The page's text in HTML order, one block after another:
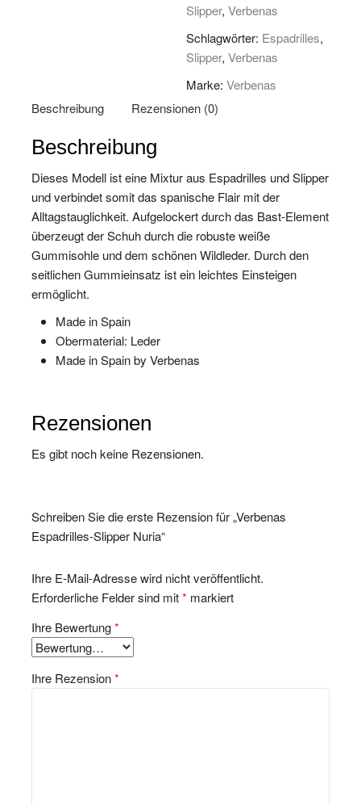
Slipper,Verbenas
Schlagwörter: Espadrilles,
Slipper,Verbenas
Marke:Verbenas
Beschreibung
Rezensionen (0)
Beschreibung
Dieses Modell ist eine Mixtur aus Espadrilles und Slipper
und verbindet somit das spanische Flair mit der
Alltagstauglichkeit. Aufgelockert durch das Bast-Element
überzeugt der Schuh durch die robuste weiße
Gummisohle und dem schönen Wildleder. Durch den
seitlichen Gummieinsatz ist ein leichtes Einsteigen
ermöglicht.
Made in Spain
Obermaterial: Leder
Made in Spain by Verbenas
Rezensionen
Es gibt noch keine Rezensionen.
Schreiben Sie die erste Rezension für „Verbenas
Espadrilles-Slipper Nuria“
Ihre E-Mail-Adresse wird nicht veröffentlicht.
Erforderliche Felder sind mit* markiert
Ihre Bewertung*
Ihre Rezension*